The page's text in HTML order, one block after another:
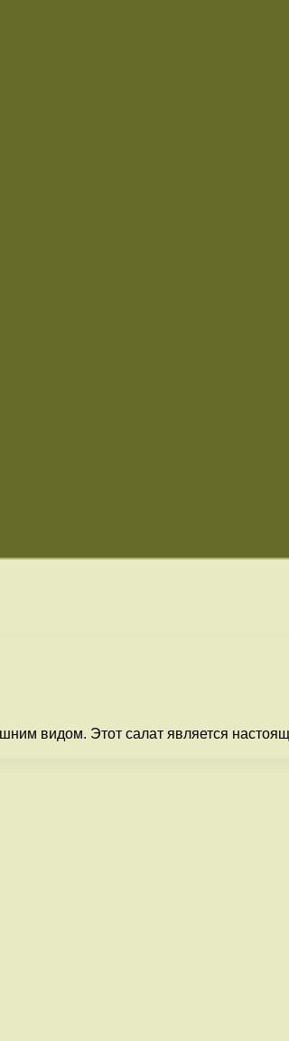
видом. Этот салат является